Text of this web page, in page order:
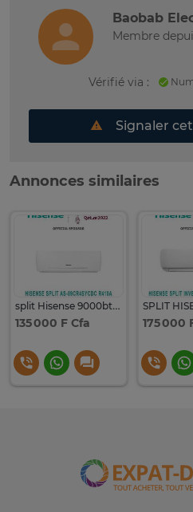
Baobab
Membre
Vérifié via :
Signaler
Annonces similaires
split Hisense 9000btu R410
135 000 F Cfa 175 000